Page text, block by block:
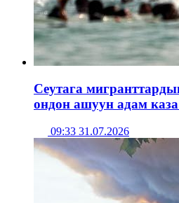
Сеутага
ондон ашуун адам
09:33 31.07.2026